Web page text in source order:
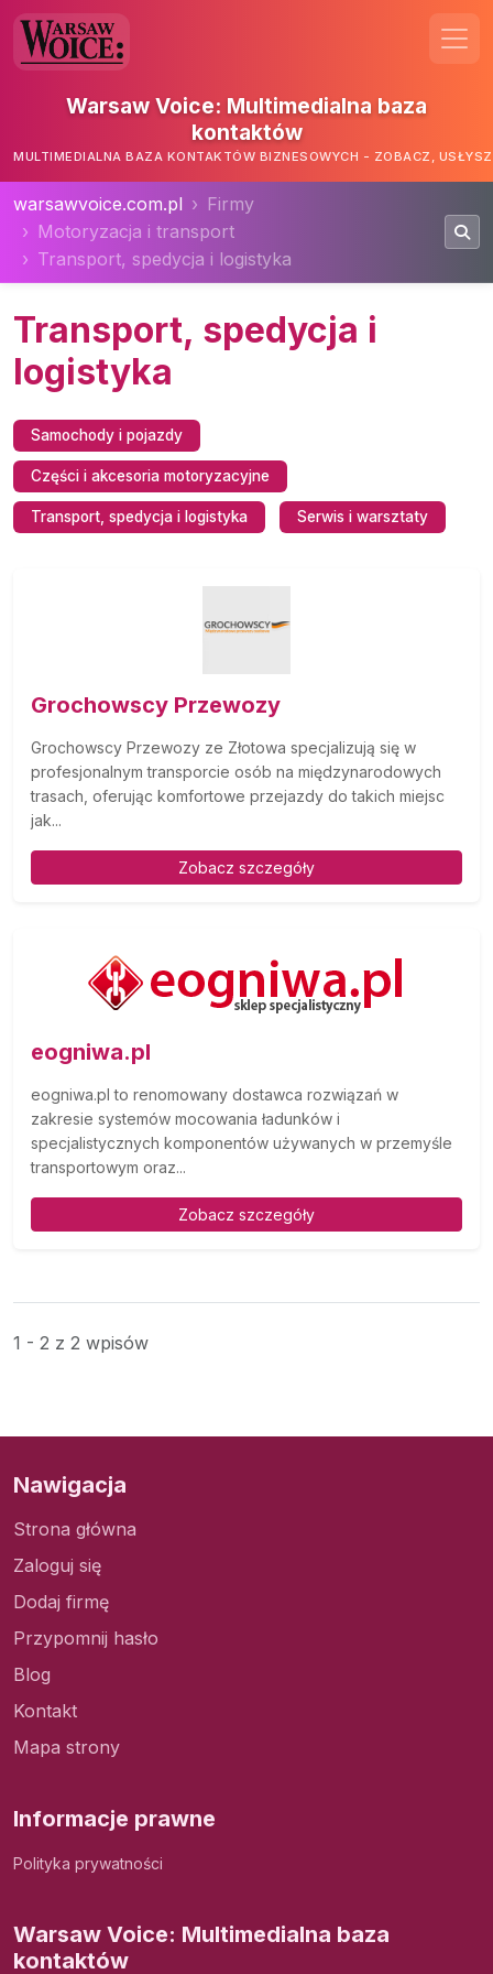
Warsaw Voice: Multimedialna baza
kontaktów
MULTIMEDIALNA BAZA KONTAKTÓW BIZNESOWYCH - ZOBACZ,
warsawvoice.com.pl
Firmy
Motoryzacja i transport
Transport, spedycja i logistyka
Transport, spedycja i
logistyka
Samochody i pojazdy
Części i akcesoria motoryzacyjne
Transport, spedycja i logistyka Serwis i warsztaty
Grochowscy Przewozy
Grochowscy Przewozy ze Złotowa specjalizują się w
profesjonalnym transporcie osób na międzynarodowych
trasach, oferując komfortowe przejazdy do takich miejsc
jak...
Zobacz szczegóły
eogniwa.pl
eogniwa.pl to renomowany dostawca rozwiązań w
zakresie systemów mocowania ładunków i
specjalistycznych komponentów używanych w przemyśle
transportowym oraz...
Zobacz szczegóły
1 - 2 z 2 wpisów
Nawigacja
Strona główna
Zaloguj się
Dodaj firmę
Przypomnij hasło
Blog
Kontakt
Mapa strony
Informacje prawne
Polityka prywatności
Warsaw Voice: Multimedialna baza
kontaktów